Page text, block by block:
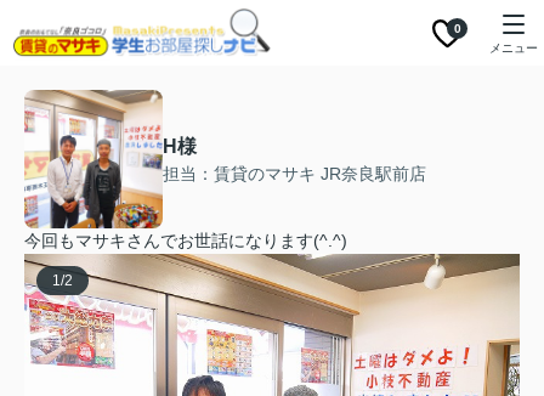
0
メニュー
H様
担当：賃貸のマサキ JR奈良駅前店
今回もマサキさんでお世話になります(^.^)
1/2